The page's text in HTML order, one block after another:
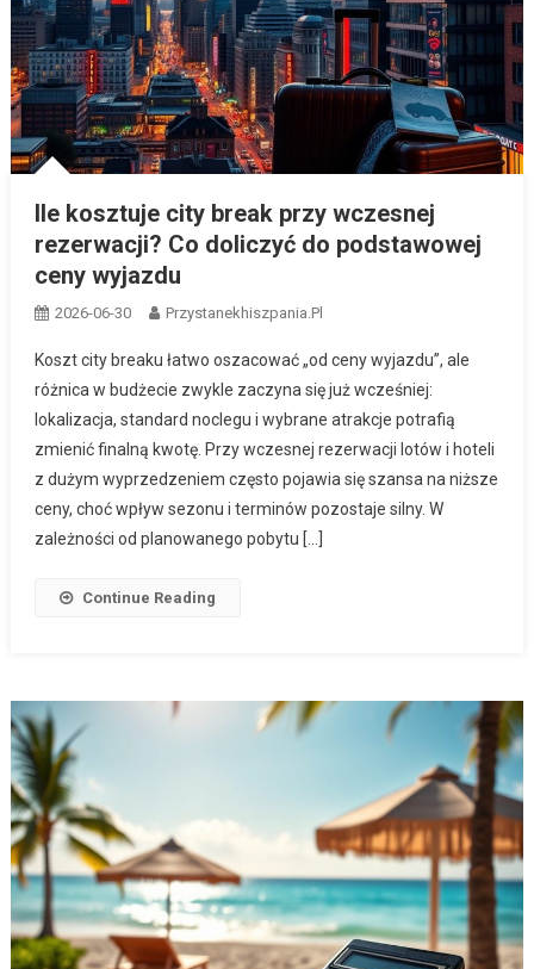
Ile kosztuje city break przy wczesnej
rezerwacji? Co doliczyć do podstawowej
ceny wyjazdu
2026-06-30 Przystanekhiszpania.pl
Koszt city breaku łatwo oszacować „od ceny wyjazdu”, ale
różnica w budżecie zwykle zaczyna się już wcześniej:
lokalizacja, standard noclegu i wybrane atrakcje potrafią
zmienić finalną kwotę. Przy wczesnej rezerwacji lotów i hoteli
z dużym wyprzedzeniem często pojawia się szansa na niższe
ceny, choć wpływ sezonu i terminów pozostaje silny. W
zależności od planowanego pobytu […]
Continue Reading